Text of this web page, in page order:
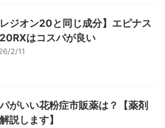
レジオン20と同じ成分】エピナス
はコスパが良い
2/11
がいい花粉症市販薬は？【薬剤
説します】